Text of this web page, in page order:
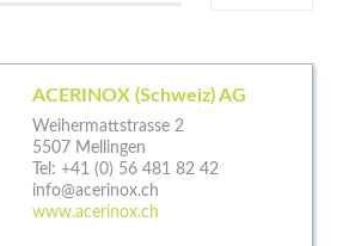
ACERINOX (Schweiz) AG
Weihermattstrasse 2
5507 Mellingen
Tel: +41 (0) 56 481 82 42
info@acerinox.ch
www.acerinox.ch